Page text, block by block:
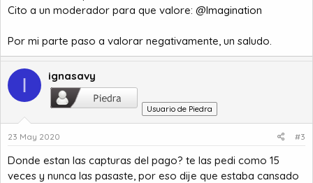
Cito a un moderador para que valore: @Imagination
Por mi parte paso a valorar negativamente, un saludo.
I ignasavy
Usuario de Piedra
23 May 2020 #3
Donde estan las capturas del pago? te las pedi como 15
veces y nunca las pasaste, por eso dije que estaba cansado